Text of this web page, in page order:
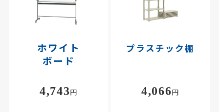
ホワイト
ボード
4,743円
プラスチック棚
4,066円